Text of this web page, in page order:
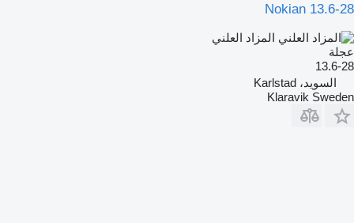
Nokian 13.6-28
المزاد العلني
عجلة
13.6-28
السويد، Karlstad
Klaravik Sweden